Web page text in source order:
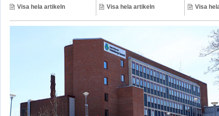
Visa hela artikeln Visa hela artikeln Visa